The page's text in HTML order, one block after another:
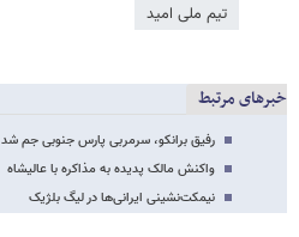
تیم ملی امید
خبرهای مرتبط
رفیق برانکو، سرمربی پارس جنوبی جم شد
واکنش مالک پدیده به مذاکره با عالیشاه
نیمکت‌نشینی ایرانی‌ها در لیگ بلژیک